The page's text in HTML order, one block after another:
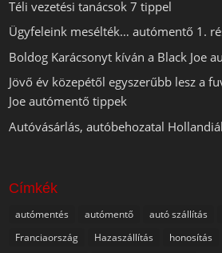
Téli vezetési tanácsok 7 tippel
Ügyfeleink mesélték… autómentő 1.
Boldog Karácsonyt kíván a Black Joe
Jövő év közepétől egyszerűbb lesz a
Joe autómentő tippek
Autóvásárlás, autóbehozatal
Címkék
autómentés autómentő autó szállítás
Franciaország
Hazaszállítás honosítás